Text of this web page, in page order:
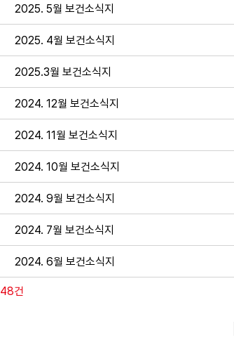
2025. 5월 보건소식지
2025. 4월 보건소식지
2025.3월 보건소식지
2024. 12월 보건소식지
2024. 11월 보건소식지
2024. 10월 보건소식지
2024. 9월 보건소식지
2024. 7월 보건소식지
2024. 6월 보건소식지
48건